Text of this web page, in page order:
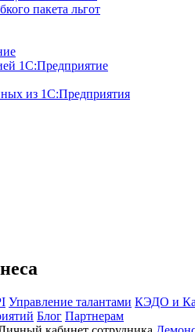
пакета льгот
1С:Предприятие
из 1С:Предприятия
Управление талантами КЭДО и
Блог Партнерам